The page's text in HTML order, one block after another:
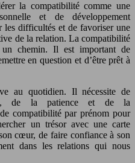
la compatibilité comme une
et de développement
les difficultés et de favoriser une
de la relation. La compatibilité
un chemin. Il est important de
en question et d’être prêt à
au quotidien. Il nécessite de
de la patience et de la
compatibilité par prénom pour
un trésor avec une carte
cœur, de faire confiance à son
dans les relations qui nous